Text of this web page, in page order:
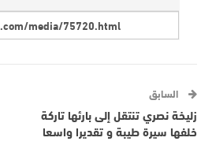
السابق
زليخة نصري تنتقل إلى بارئها تاركة
خلفها سيرة طيبة و تقديرا واسعا